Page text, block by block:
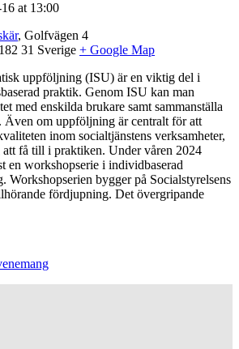
at 13:00
, Golfvägen 4
182 31 Sverige + Google Map
uppföljning (ISU) är en viktig del i
praktik. Genom ISU kan man
med enskilda brukare samt sammanställa
Även om uppföljning är centralt för att
inom socialtjänstens verksamheter,
att få till i praktiken. Under våren 2024
en workshopserie i individbaserad
Workshopserien bygger på Socialstyrelsens
fördjupning. Det övergripande